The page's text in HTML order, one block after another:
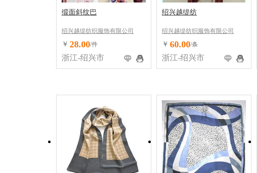
缎面斜纹巴
绍兴越缇纺织服饰有限公司
￥ 28.00/件
浙江-绍兴市
绍兴越缇纺
绍兴越缇纺织服饰有限公司
￥ 60.00/条
浙江-绍兴市